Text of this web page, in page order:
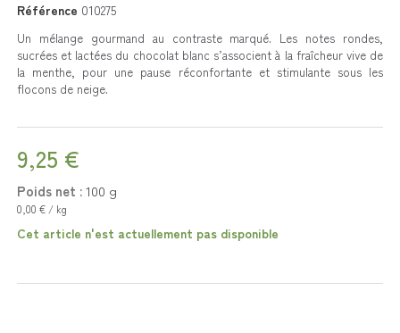
Référence 010275
Un mélange gourmand au contraste marqué. Les notes rondes,
sucrées et lactées du chocolat blanc s’associent à la fraîcheur vive de
la menthe, pour une pause réconfortante et stimulante sous les
flocons de neige.
9,25 €
Poids net : 100 g
0,00 € / kg
Cet article n'est actuellement pas disponible